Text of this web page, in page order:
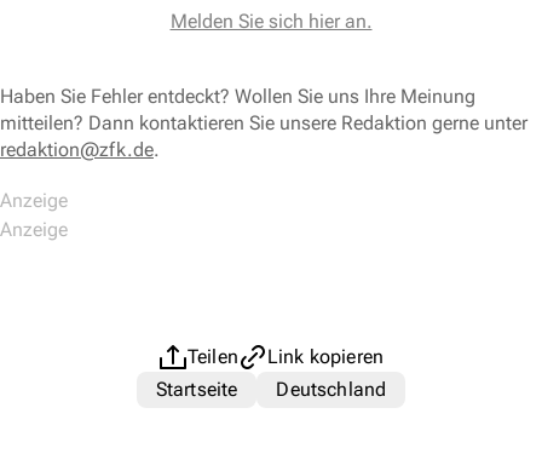
Melden Sie sich hier an.
Haben Sie Fehler entdeckt? Wollen Sie uns Ihre Meinung
mitteilen? Dann kontaktieren Sie unsere Redaktion gerne unter
redaktion@zfk.de.
Teilen
Link kopieren
Startseite
Deutschland